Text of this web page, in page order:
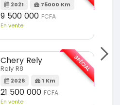
2021 75000 Km
9 500 000 FCFA
En vente
Chery Rely
Rely R8
2026 1 Km
21 500 000 FCFA
En vente
SPÉCIAL